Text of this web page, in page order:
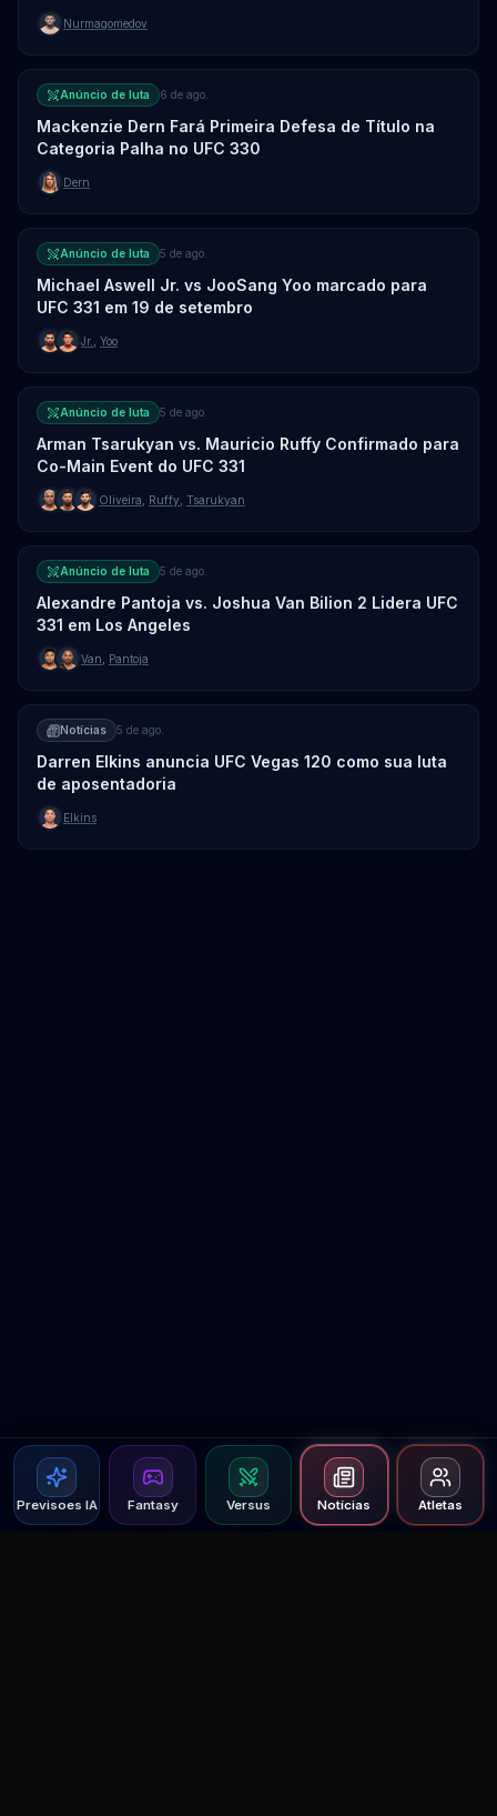
Previsoes IA Fantasy Versus Notícias Atletas
Nurmagomedov
Anúncio de luta 6 de ago.
Mackenzie Dern Fará Primeira Defesa de Título na
Categoria Palha no UFC 330
Dern
Anúncio de luta 5 de ago.
Michael Aswell Jr. vs JooSang Yoo marcado para
UFC 331 em 19 de setembro
Jr. Yoo
Anúncio de luta 5 de ago.
Arman Tsarukyan vs. Mauricio Ruffy Confirmado para
Co-Main Event do UFC 331
Oliveira Ruffy Tsarukyan
Anúncio de luta 5 de ago.
Alexandre Pantoja vs. Joshua Van Bilion 2 Lidera UFC
331 em Los Angeles
Van Pantoja
Notícias 5 de ago.
Darren Elkins anuncia UFC Vegas 120 como sua luta
de aposentadoria
Elkins